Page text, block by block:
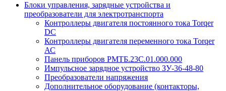
Блоки управления, зарядные устройства и
преобразователи для электротранспорта
Контроллеры двигателя постоянного тока Torqer
DC
Контроллеры двигателя переменного тока Torqer
АС
Панель приборов РМТБ.23С.01.000.000
Импульсное зарядное устройство ЗУ-36-48-80
Преобразователи напряжения
Дополнительное оборудование (контакторы,